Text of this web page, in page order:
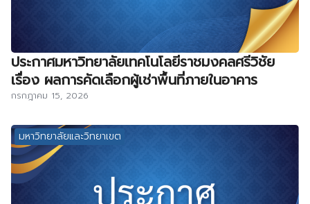
ประกาศมหาวิทยาลัยเทคโนโลยีราชมงคลศรีวิชัย
เรื่อง ผลการคัดเลือกผู้เช่าพื้นที่ภายในอาคาร
กรกฎาคม 15, 2026
มหาวิทยาลัยและวิทยาเขต